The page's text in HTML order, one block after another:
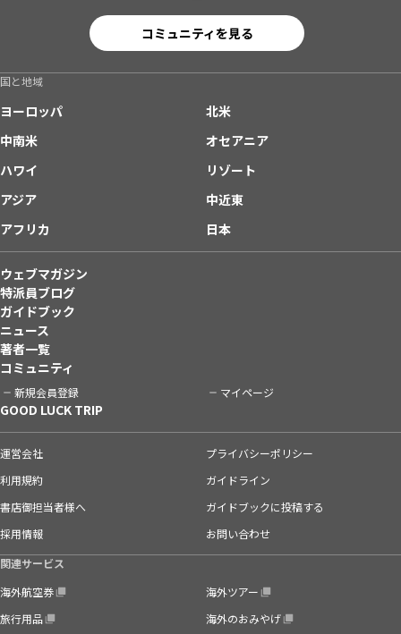
コミュニティを見る
国と地域
ヨーロッパ
北米
中南米
オセアニア
ハワイ
リゾート
アジア
中近東
アフリカ
日本
ウェブマガジン
特派員ブログ
ガイドブック
ニュース
著者一覧
コミュニティ
新規会員登録 マイページ
GOOD LUCK TRIP
運営会社
プライバシーポリシー
利用規約
ガイドライン
書店御担当者様へ
ガイドブックに投稿する
採用情報
お問い合わせ
関連サービス
海外航空券
海外ツアー
旅行用品
海外のおみやげ